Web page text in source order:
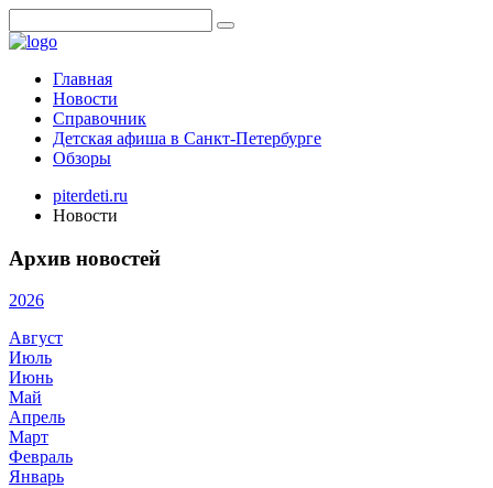
Главная
Новости
Справочник
Детская афиша в Санкт-Петербурге
Обзоры
piterdeti.ru
Новости
Архив новостей
2026
Август
Июль
Июнь
Май
Апрель
Март
Февраль
Январь